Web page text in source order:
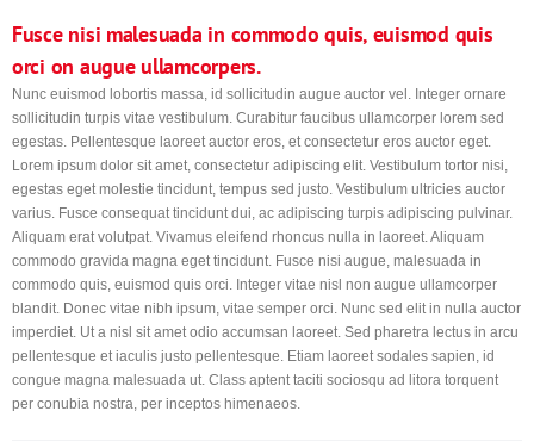
Fusce nisi malesuada in commodo quis, euismod quis
orci on augue ullamcorpers.
Nunc euismod lobortis massa, id sollicitudin augue auctor vel. Integer ornare
sollicitudin turpis vitae vestibulum. Curabitur faucibus ullamcorper lorem sed
egestas. Pellentesque laoreet auctor eros, et consectetur eros auctor eget.
Lorem ipsum dolor sit amet, consectetur adipiscing elit. Vestibulum tortor nisi,
egestas eget molestie tincidunt, tempus sed justo. Vestibulum ultricies auctor
varius. Fusce consequat tincidunt dui, ac adipiscing turpis adipiscing pulvinar.
Aliquam erat volutpat. Vivamus eleifend rhoncus nulla in laoreet. Aliquam
commodo gravida magna eget tincidunt. Fusce nisi augue, malesuada in
commodo quis, euismod quis orci. Integer vitae nisl non augue ullamcorper
blandit. Donec vitae nibh ipsum, vitae semper orci. Nunc sed elit in nulla auctor
imperdiet. Ut a nisl sit amet odio accumsan laoreet. Sed pharetra lectus in arcu
pellentesque et iaculis justo pellentesque. Etiam laoreet sodales sapien, id
congue magna malesuada ut. Class aptent taciti sociosqu ad litora torquent
per conubia nostra, per inceptos himenaeos.